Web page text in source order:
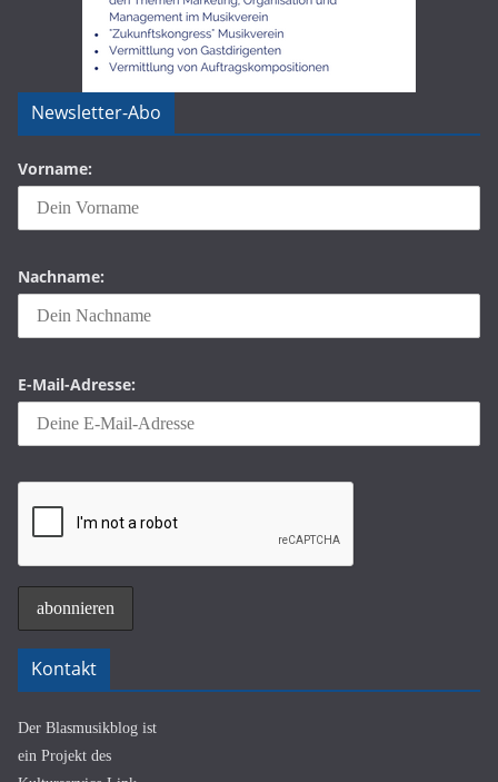
Newsletter-Abo
Vorname:
Nachname:
E-Mail-Adresse:
Kontakt
Der Blasmusikblog ist
ein Projekt des